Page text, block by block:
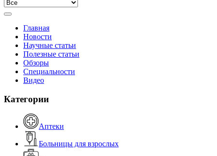
Главная
Новости
Научные статьи
Полезные статьи
Обзоры
Специальности
Видео
Категории
Аптеки
Больницы для взрослых